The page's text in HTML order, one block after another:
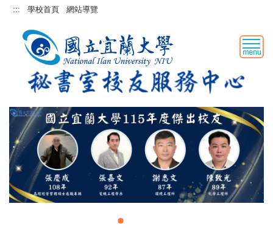
跳::: 學校首頁 網站導覽